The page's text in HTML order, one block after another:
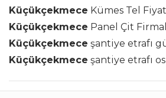
Küçükçekmece Kümes Tel
Küçükçekmece Panel Çit
Küçükçekmece şantiye etrafı
Küçükçekmece şantiye etrafı